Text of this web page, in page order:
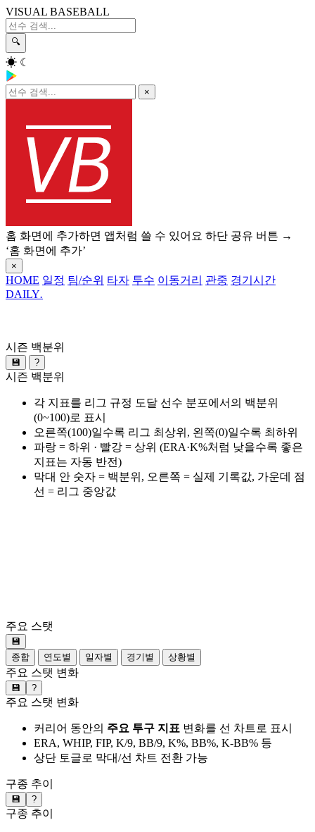
VISUAL BASEBALL
🔍
☀ ☾
×
홈 화면에 추가하면 앱처럼 쓸 수 있어요 하단 공유 버튼 →
‘홈 화면에 추가’
×
HOME 일정 팀/순위 타자 투수 이동거리 관중 경기시간
DAILY.
시즌 백분위
💾 ?
시즌 백분위
각 지표를 리그 규정 도달 선수 분포에서의 백분위
(0~100)로 표시
오른쪽(100)일수록 리그 최상위, 왼쪽(0)일수록 최하위
파랑 = 하위 · 빨강 = 상위 (ERA·K%처럼 낮을수록 좋은
지표는 자동 반전)
막대 안 숫자 = 백분위, 오른쪽 = 실제 기록값, 가운데 점
선 = 리그 중앙값
주요 스탯
💾
종합
연도별 일자별 경기별 상황별
주요 스탯 변화
💾 ?
주요 스탯 변화
커리어 동안의 주요 투구 지표 변화를 선 차트로 표시
ERA, WHIP, FIP, K/9, BB/9, K%, BB%, K-BB% 등
상단 토글로 막대/선 차트 전환 가능
구종 추이
💾 ?
구종 추이